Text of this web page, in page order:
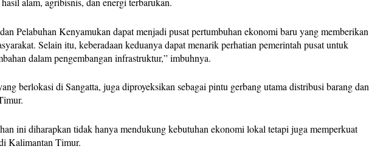
Pelabuhan Kenyamukan dapat menjadi pusat pertumbuhan ekonomi baru yang memberikan
Selain itu, keberadaan keduanya dapat menarik perhatian pemerintah pusat untuk
dalam pengembangan infrastruktur,” imbuhnya.
berlokasi di Sangatta, juga diproyeksikan sebagai pintu gerbang utama distribusi barang dan
ini diharapkan tidak hanya mendukung kebutuhan ekonomi lokal tetapi juga memperkuat
Kalimantan Timur.